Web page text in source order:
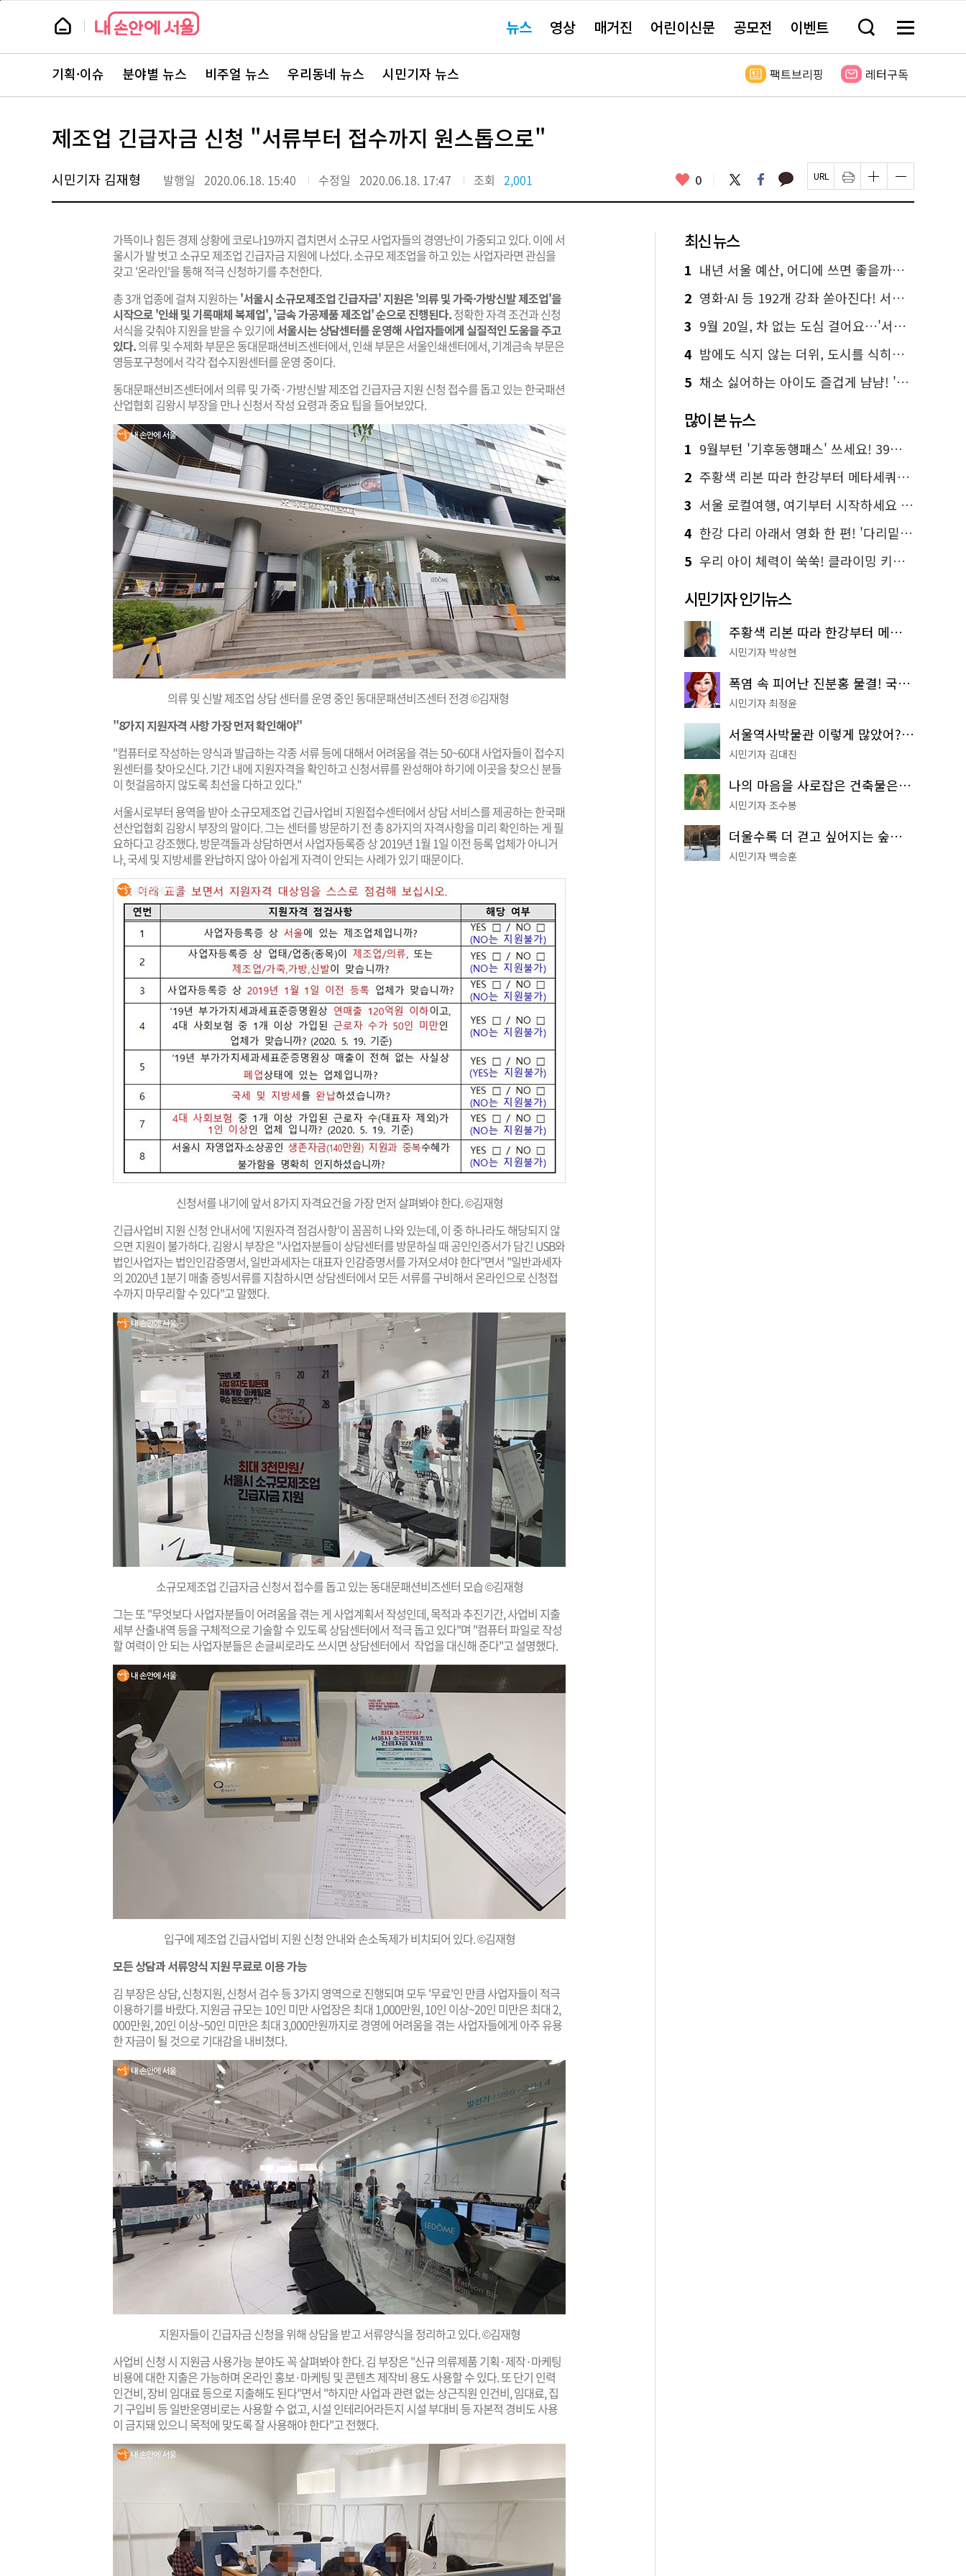
본
뉴
스 요뉴스 영상 매거진 어린이신문 공모전 이벤트 검
창
기
메
전
보
뉴
스
주
서
바
로
기획·이슈 분야별 뉴스 비주얼 뉴스 우리동네 뉴스 시민기자 뉴스 팩트브리핑 레터구독
제조업 긴급자금 신청 "서류부터 접수까지 원스톱으로"
시민기자 김재형 발행일 2020.06.18. 15:40 수정일 2020.06.18. 17:47 조회 2,001 좋
요
0 트
위
터
페
이
스
카
카 페
이
지
인
쇄
하
글
자
크
하
기
글
자
크
하
가뜩이나 힘든 경제 상황에 코로나19까지 겹치면서 소규모 사업자들의 경영난이 가중되고 있다. 이에 서
울시가 발 벗고 소규모 제조업 긴급자금 지원에 나섰다. 소규모 제조업을 하고 있는 사업자라면 관심을
갖고 '온라인'을 통해 적극 신청하기를 추천한다.
총 3개 업종에 걸쳐 지원하는'서울시 소규모제조업 긴급자금' 지원은 '의류 및 가죽·가방신발 제조업'을
시작으로 '인쇄 및 기록매체 복제업', '금속 가공제품 제조업' 순으로 진행된다.정확한 자격 조건과 신청
서식을 갖춰야 지원을 받을 수 있기에 서울시는 상담센터를 운영해 사업자들에게 실질적인 도움을 주고
있다.의류 및 수제화 부문은 동대문패션비즈센터에서, 인쇄 부문은 서울인쇄센터에서, 기계금속 부문은
영등포구청에서 각각 접수지원센터를 운영 중이다.
동대문패션비즈센터에서 의류 및 가죽·가방신발 제조업 긴급자금 지원 신청 접수를 돕고 있는 한국패션
산업협회 김왕시 부장을 만나 신청서 작성 요령과 중요 팁을 들어보았다.
의류 및 신발 제조업 상담 센터를 운영 중인 동대문패션비즈센터 전경 ©김재형
"8가지 지원자격 사항 가장 먼저 확인해야"
​​"컴퓨터로 작성하는 양식과 발급하는 각종 서류 등에 대해서 어려움을 겪는 50~60대 사업자들이 접수지
원센터를 찾아오신다. 기간 내에 지원자격을 확인하고 신청서류를 완성해야 하기에 이곳을 찾으신 분들
이 헛걸음하지 않도록 최선을 다하고 있다."
서울시로부터 용역을 받아 소규모제조업 긴급사업비 지원접수센터에서 상담 서비스를 제공하는 한국패
션산업협회 김왕시 부장의 말이다. 그는 센터를 방문하기 전 총 8가지의 자격사항을 미리 확인하는 게 필
요하다고 강조했다. 방문객들과 상담하면서 사업자등록증 상 2019년 1월 1일 이전 등록 업체가 아니거
나, 국세 및 지방세를 완납하지 않아 아쉽게 자격이 안되는 사례가 있기 때문이다.
신청서를 내기에 앞서 8가지 자격요건을 가장 먼저 살펴봐야 한다. ©김재형
긴급사업비 지원 신청 안내서에 '지원자격 점검사항'이 꼼꼼히 나와 있는데, 이 중 하나라도 해당되지 않
으면 지원이 불가하다. 김왕시 부장은 "사업자분들이 상담센터를 방문하실 때 공인인증서가 담긴 USB와
법인사업자는 법인인감증명서, 일반과세자는 대표자 인감증명서를 가져오셔야 한다"면서 "일반과세자
의 2020년 1분기 매출 증빙서류를 지참하시면 상담센터에서 모든 서류를 구비해서 온라인으로 신청접
수까지 마무리할 수 있다"고 말했다.
소규모제조업 긴급자금 신청서 접수를 돕고 있는 동대문패션비즈센터 모습 ©김재형
그는 또 "무엇보다 사업자분들이 어려움을 겪는 게 사업계획서 작성인데, 목적과 추진기간, 사업비 지출
세부 산출내역 등을 구체적으로 기술할 수 있도록 상담센터에서 적극 돕고 있다"며 "컴퓨터 파일로 작성
할 여력이 안 되는 사업자분들은 손글씨로라도 쓰시면 상담센터에서 작업을 대신해 준다"고 설명했다.
입구에 제조업 긴급사업비 지원 신청 안내와 손소독제가 비치되어 있다. ©김재형
모든 상담과 서류양식 지원 무료로 이용 가능
김 부장은 상담, 신청지원, 신청서 검수 등 3가지 영역으로 진행되며 모두 '무료'인 만큼 사업자들이 적극
이용하기를 바랐다. 지원금 규모는 10인 미만 사업장은 최대 1,000만원, 10인 이상~20인 미만은 최대 2,
000만원, 20인 이상~50인 미만은 최대 3,000만원까지로 경영에 어려움을 겪는 사업자들에게 아주 유용
한 자금이 될 것으로 기대감을 내비쳤다.
지원자들이 긴급자금 신청을 위해 상담을 받고 서류양식을 정리하고 있다. ©김재형
사업비 신청 시 지원금 사용가능 분야도 꼭 살펴봐야 한다. 김 부장은 "신규 의류제품 기획·제작·마케팅
비용에 대한 지출은 가능하며 온라인 홍보·마케팅 및 콘텐츠 제작비 용도 사용할 수 있다. 또 단기 인력
인건비, 장비 임대료 등으로 지출해도 된다"면서 "하지만 사업과 관련 없는 상근직원 인건비, 임대료, 집
기 구입비 등 일반운영비로는 사용할 수 없고, 시설 인테리어라든지 시설 부대비 등 자본적 경비도 사용
이 금지돼 있으니 목적에 맞도록 잘 사용해야 한다"고 전했다.
최신 뉴스
1 내년 서울 예산, 어디에 쓰면 좋을까요? 온라인 투표
2 영화·AI 등 192개 강좌 쏟아진다! 서울시민대학 선착순 신청
3 9월 20일, 차 없는 도심 걸어요…'서울 걷자 페스티벌' 선착순 5천명
4 밤에도 식지 않는 더위, 도시를 식히는 시원한 해법은?
5 채소 싫어하는 아이도 즐겁게 냠냠! '찾아가는 서울시 식생활 교육' 현장
많이 본 뉴스
1 9월부턴 '기후동행패스' 쓰세요! 39세까지 청년 혜택
2 주황색 리본 따라 한강부터 메타세쿼이아 숲길까지…서울둘레길 15코스
3 서울 로컬여행, 여기부터 시작하세요 '서울에디션25'
4 한강 다리 아래서 영화 한 편! '다리밑 영화관' 무료 상영
5 우리 아이 체력이 쑥쑥! 클라이밍 키즈카페·어린이 체력장
시민기자 인기뉴스
주황색 리본 따라 한강부터 메타세쿼이아 숲길까지…서울둘레길 15코스
시민기자 박상현
폭염 속 피어난 진분홍 물결! 국립중앙박물관 배롱나무 명소
시민기자 최정윤
서울역사박물관 이렇게 많았어? 주말마다 한 곳씩 떠나는 역사 산책
시민기자 김대진
나의 마음을 사로잡은 건축물은? '서울시 건축상' 수상작 공개!
시민기자 조수봉
더울수록 더 걷고 싶어지는 숲길! 서울둘레길 '아차산 코스'
시민기자 백승훈
페